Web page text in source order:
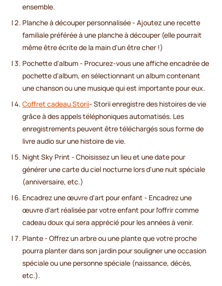
ensemble.
Planche à découper personnalisée - Ajoutez une recette
familiale préférée à une planche à découper (elle pourrait
même être écrite de la main d'un être cher !)
Pochette d'album - Procurez-vous une affiche encadrée de
pochette d'album, en sélectionnant un album contenant
une chanson ou une musique qui est importante pour eux.
Coffret cadeau Storii- Storii enregistre des histoires de vie
grâce à des appels téléphoniques automatisés. Les
enregistrements peuvent être téléchargés sous forme de
livre audio sur une histoire de vie.
Night Sky Print - Choisissez un lieu et une date pour
générer une carte du ciel nocturne lors d'une nuit spéciale
(anniversaire, etc.)
Encadrez une œuvre d'art pour enfant - Encadrez une
œuvre d'art réalisée par votre enfant pour l'offrir comme
cadeau doux qui sera apprécié pour les années à venir.
Plante - Offrez un arbre ou une plante que votre proche
pourra planter dans son jardin pour souligner une occasion
spéciale ou une personne spéciale (naissance, décès,
etc.).